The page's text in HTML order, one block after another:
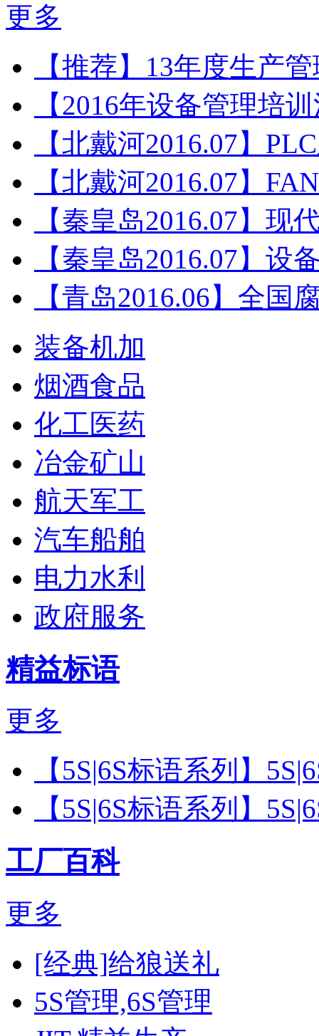
更多
【推荐】13年度生产
【2016年设备管理培
【北戴河2016.07】
【北戴河2016.07】
【秦皇岛2016.07】现
【秦皇岛2016.07】设
【青岛2016.06】全国
装备机加
烟酒食品
化工医药
冶金矿山
航天军工
汽车船舶
电力水利
政府服务
精益标语
更多
【5S|6S标语系列】
【5S|6S标语系列】
工厂百科
更多
[经典]给狼送礼
5S管理,6S管理